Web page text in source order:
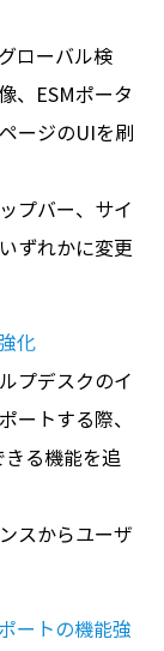
ローバル検
、ESMポータ
ージのUIを刷
プバー、サイ
ずれかに変更
化
プデスクのイ
ートする際、
る機能を追
スからユーザ
ートの機能強